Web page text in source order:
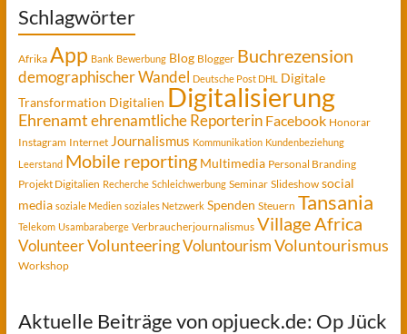
Schlagwörter
Afrika App Bank Bewerbung Blog Blogger Buchrezension
demographischer Wandel Deutsche Post DHL
Digitale
Transformation Digitalien Digitalisierung
Ehrenamtehrenamtliche Reporterin Facebook Honorar
Instagram Internet Journalismus Kommunikation Kundenbeziehung
Leerstand Mobile reporting Multimedia Personal Branding
Projekt Digitalien Recherche Schleichwerbung Seminar Slideshow social
media soziale Medien soziales Netzwerk Spenden Steuern Tansania
Telekom Usambaraberge Verbraucherjournalismus Village Africa
VolunteerVolunteeringVoluntourismVoluntourismus
Workshop
Aktuelle Beiträge von opjueck.de: Op Jück